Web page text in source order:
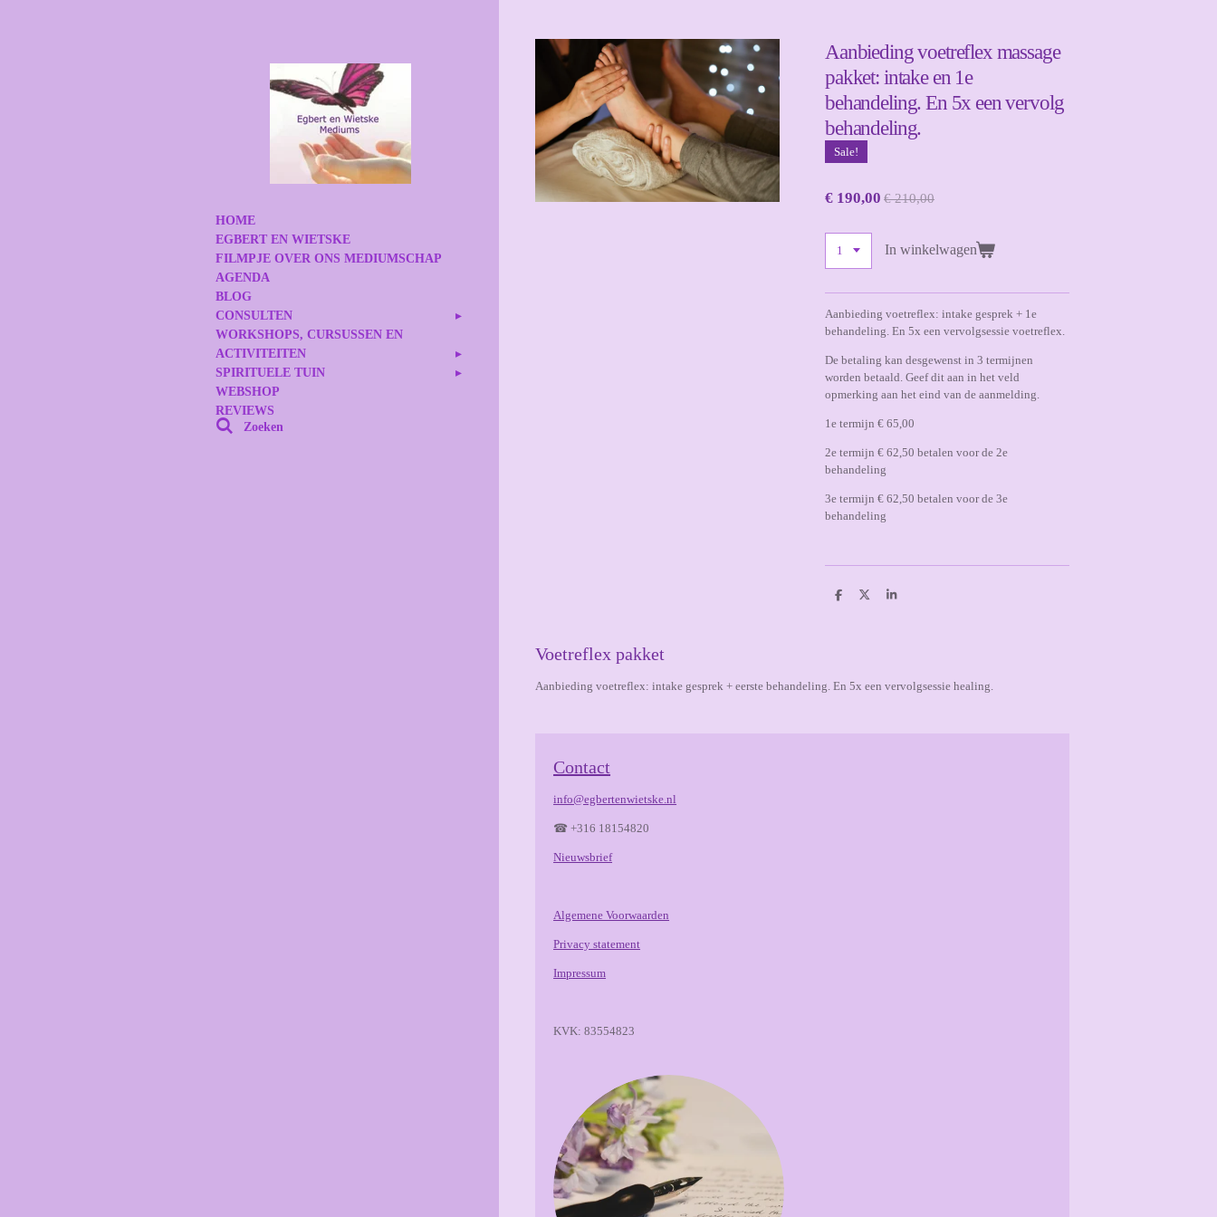
Aanbieding voetreflex massage
pakket: intake en 1e
behandeling. En 5x een vervolg
behandeling.
Sale!
€ 190,00 € 210,00
In winkelwagen
Aanbieding voetreflex: intake gesprek + 1e
behandeling. En 5x een vervolgsessie voetreflex.
De betaling kan desgewenst in 3 termijnen
worden betaald. Geef dit aan in het veld
opmerking aan het eind van de aanmelding.
1e termijn € 65,00
2e termijn € 62,50 betalen voor de 2e
behandeling
3e termijn € 62,50 betalen voor de 3e
behandeling
D
D
S
Voetreflex pakket
Aanbieding voetreflex: intake gesprek + eerste behandeling. En 5x een vervolgsessie healing.
Contact
info@egbertenwietske.nl
☎ +316 18154820
Nieuwsbrief
Algemene Voorwaarden
Privacy statement
Impressum
KVK: 83554823
HOME
EGBERT EN WIETSKE
FILMPJE OVER ONS MEDIUMSCHAP
AGENDA
BLOG
CONSULTEN
WORKSHOPS, CURSUSSEN EN
ACTIVITEITEN
SPIRITUELE TUIN
WEBSHOP
REVIEWS
Zoeken